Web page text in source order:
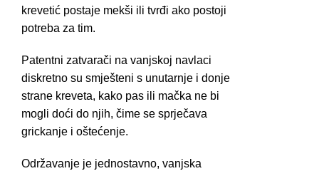
krevetić postaje mekši ili tvrđi ako postoji
potreba za tim.
Patentni zatvarači na vanjskoj navlaci
diskretno su smješteni s unutarnje i donje
strane kreveta, kako pas ili mačka ne bi
mogli doći do njih, čime se sprječava
grickanje i oštećenje.
Održavanje je jednostavno, vanjska